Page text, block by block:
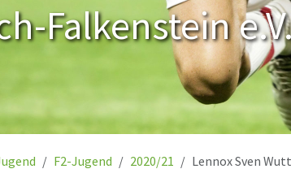
Falkenstein
F2-Jugend 2020/21 Lennox Sven